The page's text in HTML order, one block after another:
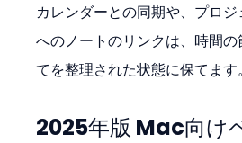
カレンダーとの同期や、プロジ
へのノートのリンクは、時間
てを整理された状態に保てます。
2025年版 Mac向け